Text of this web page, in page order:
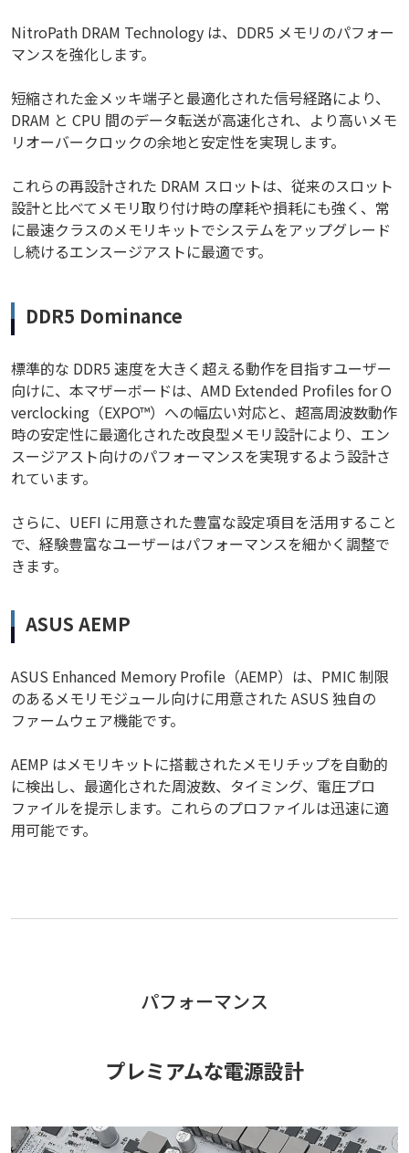
NitroPath DRAM Technology は、DDR5 メモリのパフォー
マンスを強化します。
短縮された金メッキ端子と最適化された信号経路により、
DRAM と CPU 間のデータ転送が高速化され、より高いメモ
リオーバークロックの余地と安定性を実現します。
これらの再設計された DRAM スロットは、従来のスロット
設計と比べてメモリ取り付け時の摩耗や損耗にも強く、常
に最速クラスのメモリキットでシステムをアップグレード
し続けるエンスージアストに最適です。
DDR5 Dominance
標準的な DDR5 速度を大きく超える動作を目指すユーザー
向けに、本マザーボードは、AMD Extended Profiles for O
verclocking（EXPO™）への幅広い対応と、超高周波数動作
時の安定性に最適化された改良型メモリ設計により、エン
スージアスト向けのパフォーマンスを実現するよう設計さ
れています。
さらに、UEFI に用意された豊富な設定項目を活用すること
で、経験豊富なユーザーはパフォーマンスを細かく調整で
きます。
ASUS AEMP
ASUS Enhanced Memory Profile（AEMP）は、PMIC 制限
のあるメモリモジュール向けに用意された ASUS 独自の
ファームウェア機能です。
AEMP はメモリキットに搭載されたメモリチップを自動的
に検出し、最適化された周波数、タイミング、電圧プロ
ファイルを提示します。これらのプロファイルは迅速に適
用可能です。
パフォーマンス
プレミアムな電源設計